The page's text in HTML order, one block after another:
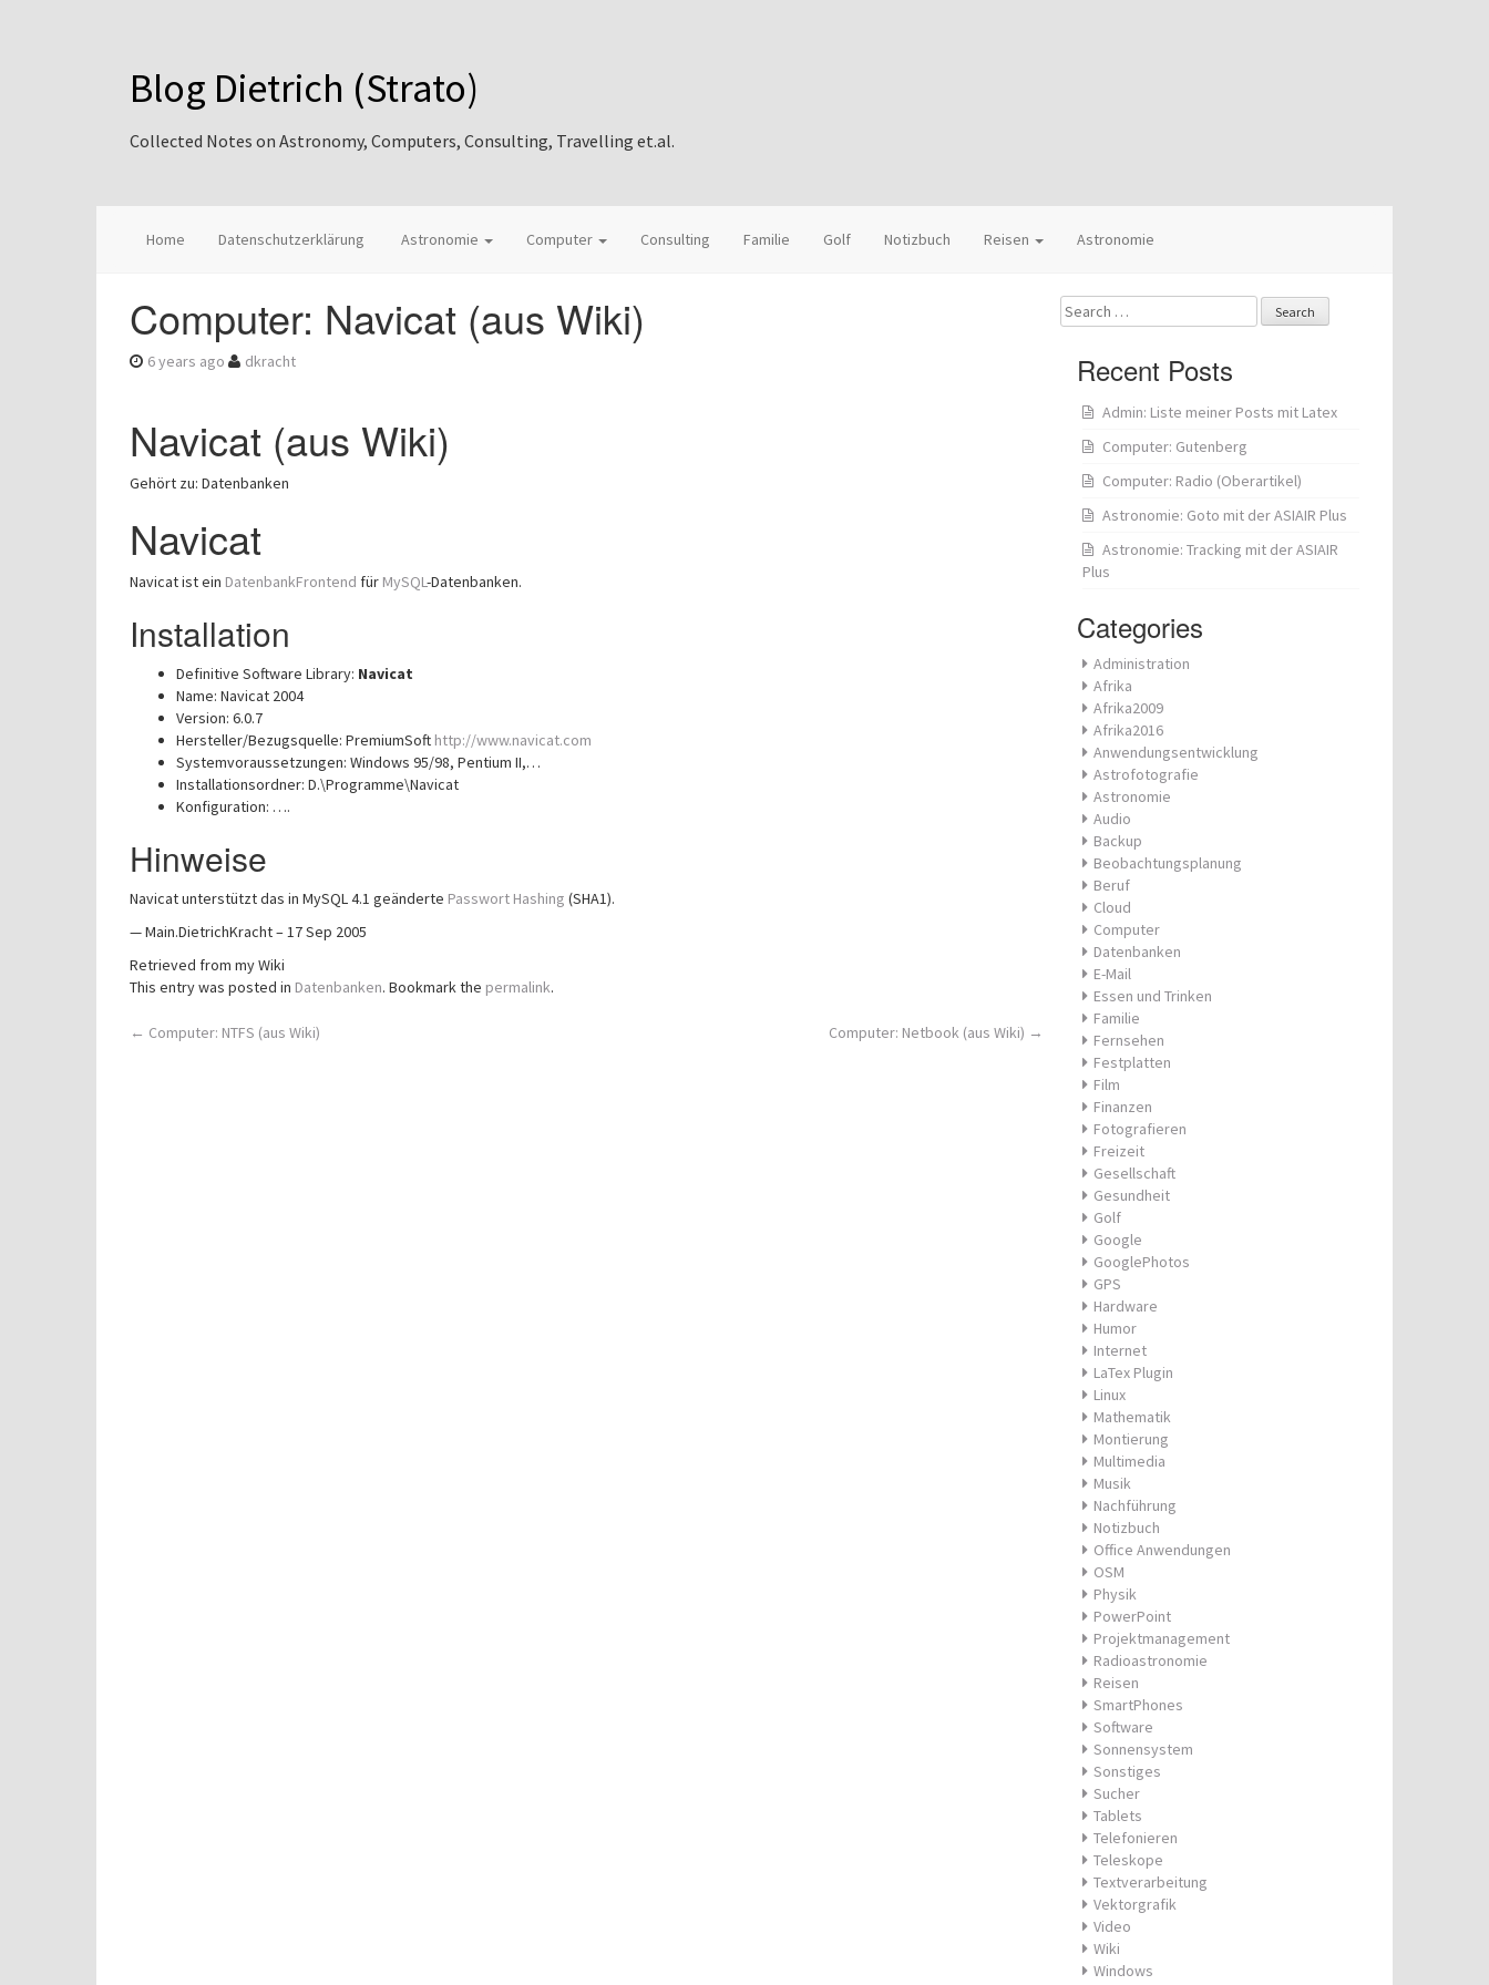
Blog Dietrich (Strato)
Collected Notes on Astronomy, Computers, Consulting, Travelling et.al.
Home Datenschutzerklärung Astronomie Computer Consulting Familie Golf Notizbuch Reisen Astronomie
Computer: Navicat (aus Wiki)
6 years ago dkracht
Navicat (aus Wiki)
Gehört zu: Datenbanken
Navicat
Navicat ist ein DatenbankFrontend für MySQL-Datenbanken.
Installation
Definitive Software Library: Navicat
Name: Navicat 2004
Version: 6.0.7
Hersteller/Bezugsquelle: PremiumSoft http://www.navicat.com
Systemvoraussetzungen: Windows 95/98, Pentium II,…
Installationsordner: D.\Programme\Navicat
Konfiguration: ….
Hinweise
Navicat unterstützt das in MySQL 4.1 geänderte Passwort Hashing (SHA1).
— Main.DietrichKracht – 17 Sep 2005
Retrieved from my Wiki
This entry was posted in Datenbanken. Bookmark the permalink.
Post
← Computer: NTFS (aus Wiki) Computer: Netbook (aus Wiki) →
Search
for:
Recent Posts
Admin: Liste meiner Posts mit Latex
Computer: Gutenberg
Computer: Radio (Oberartikel)
Astronomie: Goto mit der ASIAIR Plus
Astronomie: Tracking mit der ASIAIR
Plus
Categories
Administration
Afrika
Afrika2009
Afrika2016
Anwendungsentwicklung
Astrofotografie
Astronomie
Audio
Backup
Beobachtungsplanung
Beruf
Cloud
Computer
Datenbanken
E-Mail
Essen und Trinken
Familie
Fernsehen
Festplatten
Film
Finanzen
Fotografieren
Freizeit
Gesellschaft
Gesundheit
Golf
Google
GooglePhotos
GPS
Hardware
Humor
Internet
LaTex Plugin
Linux
Mathematik
Montierung
Multimedia
Musik
Nachführung
Notizbuch
Office Anwendungen
OSM
Physik
PowerPoint
Projektmanagement
Radioastronomie
Reisen
SmartPhones
Software
Sonnensystem
Sonstiges
Sucher
Tablets
Telefonieren
Teleskope
Textverarbeitung
Vektorgrafik
Video
Wiki
Windows